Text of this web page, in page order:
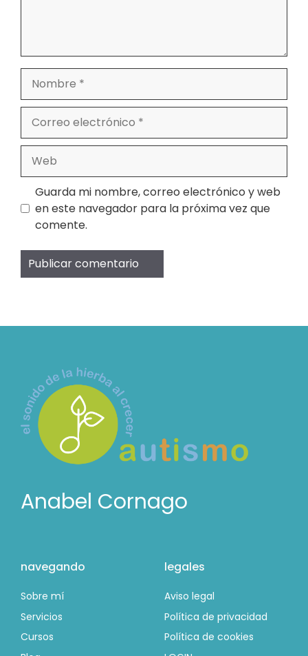
Nombre
electrónico
Guarda mi nombre, correo electrónico y web
en este navegador para la próxima vez que
comente.
Anabel Cornago
navegando
Sobre mí
Servicios
Cursos
legales
Aviso legal
Política de privacidad
Política de cookies